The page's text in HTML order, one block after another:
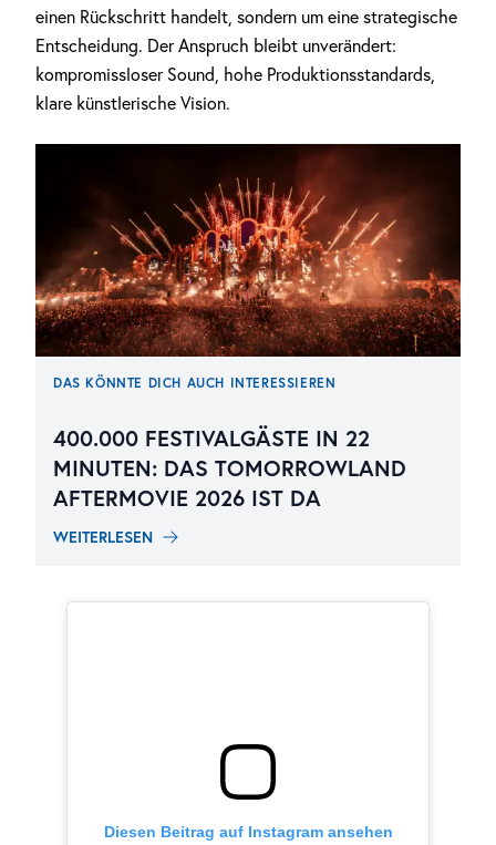
einen Rückschritt handelt, sondern um eine strategische
Entscheidung. Der Anspruch bleibt unverändert:
kompromissloser Sound, hohe Produktionsstandards,
klare künstlerische Vision.
DAS KÖNNTE DICH AUCH INTERESSIEREN
400.000 FESTIVALGÄSTE IN 22
MINUTEN: DAS TOMORROWLAND
AFTERMOVIE 2026 IST DA
WEITERLESEN
Diesen Beitrag auf Instagram ansehen